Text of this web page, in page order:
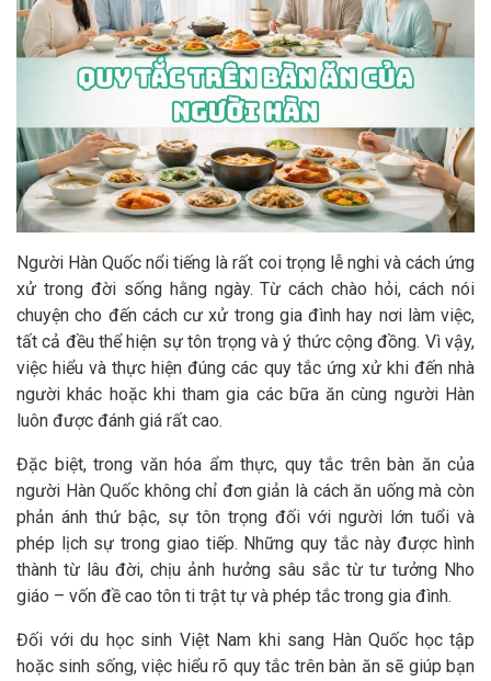
Người Hàn Quốc nổi tiếng là rất coi trọng lễ nghi và cách ứng
xử trong đời sống hằng ngày. Từ cách chào hỏi, cách nói
chuyện cho đến cách cư xử trong gia đình hay nơi làm việc,
tất cả đều thể hiện sự tôn trọng và ý thức cộng đồng. Vì vậy,
việc hiểu và thực hiện đúng các quy tắc ứng xử khi đến nhà
người khác hoặc khi tham gia các bữa ăn cùng người Hàn
luôn được đánh giá rất cao.
Đặc biệt, trong văn hóa ẩm thực, quy tắc trên bàn ăn của
người Hàn Quốc không chỉ đơn giản là cách ăn uống mà còn
phản ánh thứ bậc, sự tôn trọng đối với người lớn tuổi và
phép lịch sự trong giao tiếp. Những quy tắc này được hình
thành từ lâu đời, chịu ảnh hưởng sâu sắc từ tư tưởng Nho
giáo – vốn đề cao tôn ti trật tự và phép tắc trong gia đình.
Đối với du học sinh Việt Nam khi sang Hàn Quốc học tập
hoặc sinh sống, việc hiểu rõ quy tắc trên bàn ăn sẽ giúp bạn